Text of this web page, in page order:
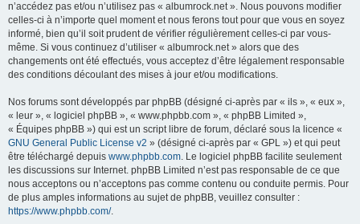
n’accédez pas et/ou n’utilisez pas « albumrock.net ». Nous pouvons modifier
celles-ci à n’importe quel moment et nous ferons tout pour que vous en soyez
informé, bien qu’il soit prudent de vérifier régulièrement celles-ci par vous-
même. Si vous continuez d’utiliser « albumrock.net » alors que des
changements ont été effectués, vous acceptez d’être légalement responsable
des conditions découlant des mises à jour et/ou modifications.
Nos forums sont développés par phpBB (désigné ci-après par « ils », « eux »,
« leur », « logiciel phpBB », « www.phpbb.com », « phpBB Limited »,
« Équipes phpBB ») qui est un script libre de forum, déclaré sous la licence «
GNU General Public License v2 » (désigné ci-après par « GPL ») et qui peut
être téléchargé depuis www.phpbb.com. Le logiciel phpBB facilite seulement
les discussions sur Internet. phpBB Limited n’est pas responsable de ce que
nous acceptons ou n’acceptons pas comme contenu ou conduite permis. Pour
de plus amples informations au sujet de phpBB, veuillez consulter :
https://www.phpbb.com/.